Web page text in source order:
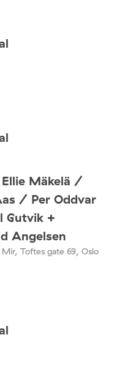
Mäkelä /
/ Per Oddvar
Gutvik +
Angelsen
Toftes gate 69, Oslo